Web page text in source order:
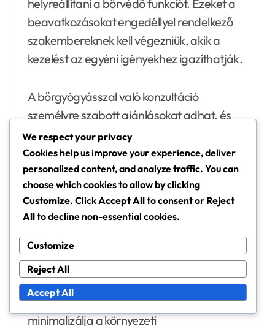
helyreállítani a bőrvédő funkciót. Ezeket a
beavatkozásokat engedéllyel rendelkező
szakembereknek kell végezniük, akik a
kezelést az egyéni igényekhez igazíthatják.
A bőrgyógyásszal való konzultáció
személyre szabott ajánlásokat adhat, és
biztosíthatja, hogy a választott kezelés
összhangban álljon a bőrtípusával és
állapotával.
Életmódbeli változtatások a
bőrvédő réteg egészségének
támogatására
Bizonyos életmódbeli változtatások
jelentősen javíthatják a bőrvédő réteg
egészségét. Kezdje azzal, hogy
minimalizálja a környezeti
We respect your privacy
Cookies help us improve your experience, deliver
personalized content, and analyze traffic. You can
choose which cookies to allow by clicking
Customize. ClickAccept Allto consent or Reject
Allto decline non-essential cookies.
Customize
Reject All
Accept All